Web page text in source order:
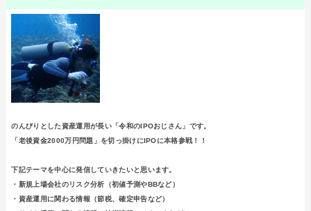
のんびりとした資産運用が長い「令和のIPOおじさん」です。
「老後資金2000万円問題」を切っ掛けにIPOに本格参戦！！
下記テーマを中心に発信していきたいと思います。
・新規上場会社のリスク分析（初値予測やBBなど）
・資産運用に関わる情報（節税、確定申告など）